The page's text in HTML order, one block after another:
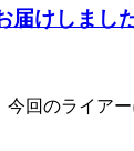
届けしまし
回のライ